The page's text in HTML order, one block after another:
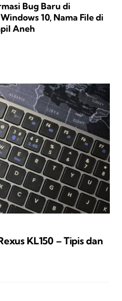
Bug Baru di
10, Nama File di
Aneh
KL150 – Tipis dan